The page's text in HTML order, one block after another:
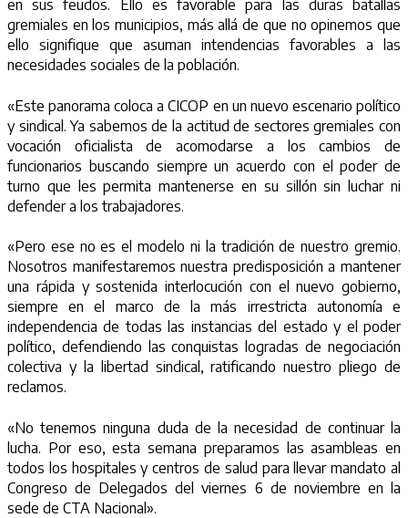
en sus feudos. Ello es favorable para las duras batallas
gremiales en los municipios, más allá de que no opinemos que
ello signifique que asuman intendencias favorables a las
necesidades sociales de la población.
«Este panorama coloca a CICOP en un nuevo escenario político
y sindical. Ya sabemos de la actitud de sectores gremiales con
vocación oficialista de acomodarse a los cambios de
funcionarios buscando siempre un acuerdo con el poder de
turno que les permita mantenerse en su sillón sin luchar ni
defender a los trabajadores.
«Pero ese no es el modelo ni la tradición de nuestro gremio.
Nosotros manifestaremos nuestra predisposición a mantener
una rápida y sostenida interlocución con el nuevo gobierno,
siempre en el marco de la más irrestricta autonomía e
independencia de todas las instancias del estado y el poder
político, defendiendo las conquistas logradas de negociación
colectiva y la libertad sindical, ratificando nuestro pliego de
reclamos.
«No tenemos ninguna duda de la necesidad de continuar la
lucha. Por eso, esta semana preparamos las asambleas en
todos los hospitales y centros de salud para llevar mandato al
Congreso de Delegados del viernes 6 de noviembre en la
sede de CTA Nacional».